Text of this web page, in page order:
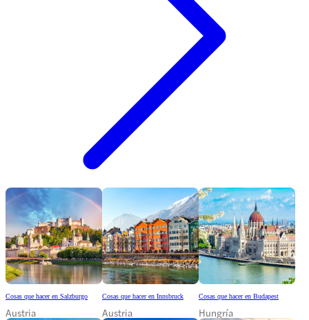
Cosas que hacer en Salzburgo
Austria
Cosas que hacer en Innsbruck
Austria
Cosas que hacer en Budapest
Hungría